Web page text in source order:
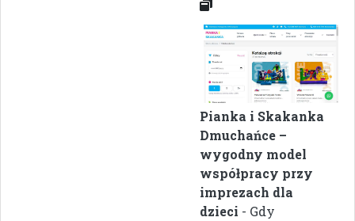
Pianka i Skakanka
Dmuchańce –
wygodny model
współpracy przy
imprezach dla
dzieci - Gdy